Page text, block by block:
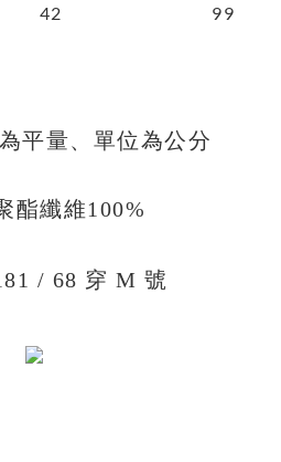
42 99
平量、單位為公分
酯纖維100%
/ 68 穿 M 號